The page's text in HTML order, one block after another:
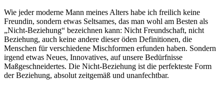
Wie jeder moderne Mann meines Alters habe ich freilich keine
Freundin, sondern etwas Seltsames, das man wohl am Besten als
„Nicht-Beziehung“ bezeichnen kann: Nicht Freundschaft, nicht
Beziehung, auch keine andere dieser öden Definitionen, die
Menschen für verschiedene Mischformen erfunden haben. Sondern
irgend etwas Neues, Innovatives, auf unsere Bedürfnisse
Maßgeschneidertes. Die Nicht-Beziehung ist die perfekteste Form
der Beziehung, absolut zeitgemäß und unanfechtbar.